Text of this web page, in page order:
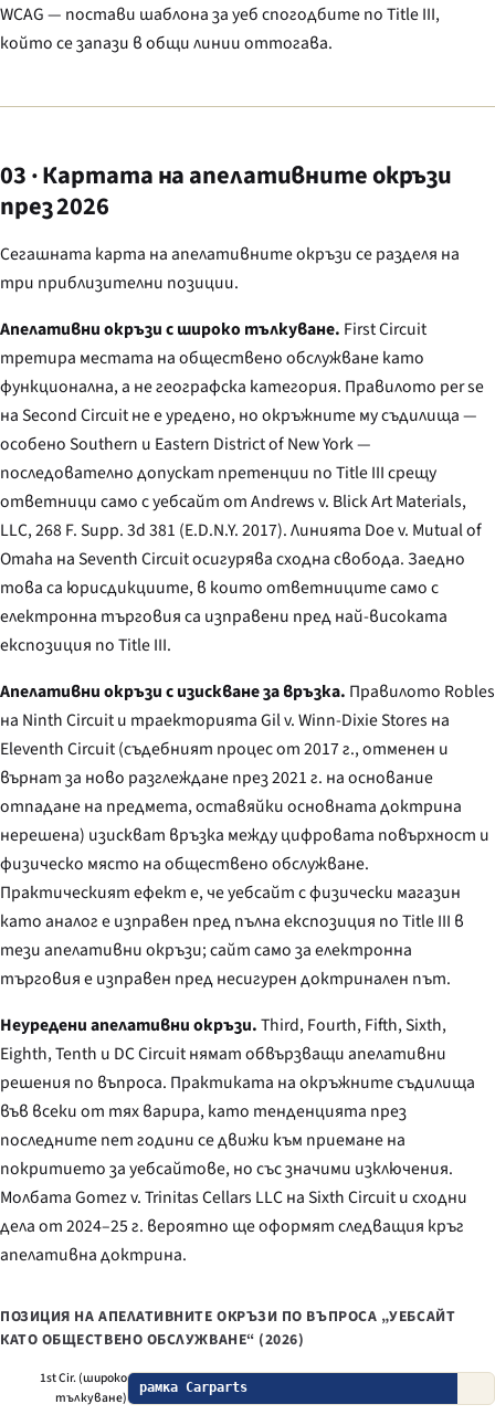
WCAG — постави шаблона за уеб спогодбите по Title III,
който се запази в общи линии оттогава.
03 · Картата на апелативните окръзи
през 2026
Сегашната карта на апелативните окръзи се разделя на
три приблизителни позиции.
Апелативни окръзи с широко тълкуване. First Circuit
третира местата на обществено обслужване като
функционална, а не географска категория. Правилото per se
на Second Circuit не е уредено, но окръжните му съдилища —
особено Southern и Eastern District of New York —
последователно допускат претенции по Title III срещу
ответници само с уебсайт отAndrews v. Blick Art Materials,
LLC, 268 F. Supp. 3d 381 (E.D.N.Y. 2017). Линията Doe v. Mutual of
Omaha на Seventh Circuit осигурява сходна свобода. Заедно
това са юрисдикциите, в които ответниците само с
електронна търговия са изправени пред най-високата
експозиция по Title III.
Апелативни окръзи с изискване за връзка. Правилото Robles
на Ninth Circuit и траекториятаGil v. Winn-Dixie Stores на
Eleventh Circuit (съдебният процес от 2017 г., отменен и
върнат за ново разглеждане през 2021 г. на основание
отпадане на предмета, оставяйки основната доктрина
нерешена) изискват връзка между цифровата повърхност и
физическо място на обществено обслужване.
Практическият ефект е, че уебсайт с физически магазин
като аналог е изправен пред пълна експозиция по Title III в
тези апелативни окръзи; сайт само за електронна
търговия е изправен пред несигурен доктринален път.
Неуредени апелативни окръзи.Third, Fourth, Fifth, Sixth,
Eighth, Tenth и DC Circuit нямат обвързващи апелативни
решения по въпроса. Практиката на окръжните съдилища
във всеки от тях варира, като тенденцията през
последните пет години се движи към приемане на
покритието за уебсайтове, но със значими изключения.
МолбатаGomez v. Trinitas Cellars LLCна Sixth Circuit и сходни
дела от 2024–25 г. вероятно ще оформят следващия кръг
апелативна доктрина.
ПОЗИЦИЯ НА АПЕЛАТИВНИТЕ ОКРЪЗИ ПО ВЪПРОСА „УЕБСАЙТ
КАТО ОБЩЕСТВЕНО ОБСЛУЖВАНЕ“ (2026)
1st Cir. (широко
тълкуване)
рамка Carparts